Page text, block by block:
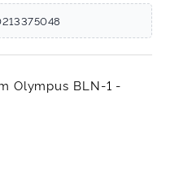
Olympus BLN-1 -